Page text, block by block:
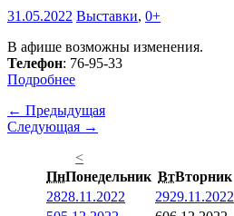
31.05.2022 Выставки, 0+
В афише возможны изменения.
Телефон: 76-95-33
Подробнее
← Предыдущая
Следующая →
<
ПнПонедельник ВтВторник
2828.11.2022 2929.11.2022